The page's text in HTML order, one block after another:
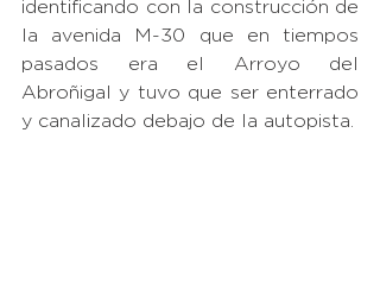
identificando con la construcción de
la avenida M-30 que en tiempos
pasados era el Arroyo del
Abroñigal y tuvo que ser enterrado